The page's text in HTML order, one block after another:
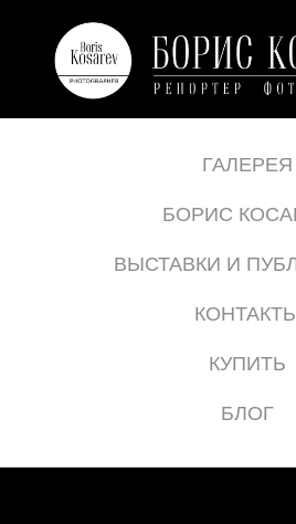
ГАЛЕРЕЯ
БОРИС
ВЫСТАВКИ И
КУПИТЬ
БЛОГ